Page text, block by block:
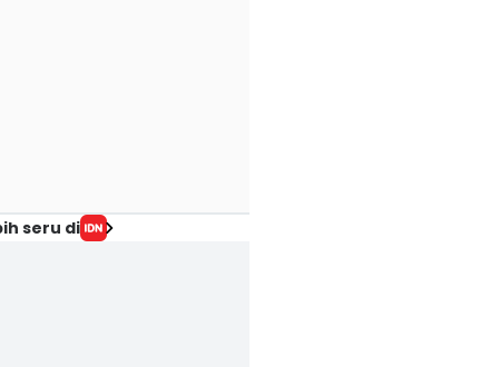
seru di